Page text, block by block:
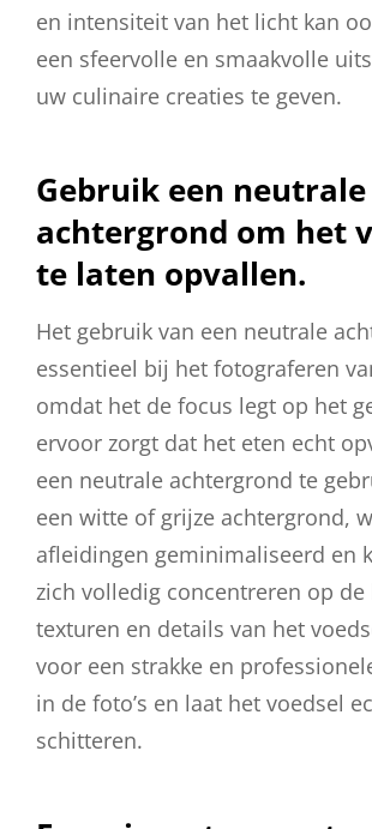
en intensiteit van het licht kan
een sfeervolle en smaakvolle
uw culinaire creaties te geven.
Gebruik een neutrale
achtergrond om het
te laten opvallen.
Het gebruik van een neutrale
essentieel bij het fotograferen
omdat het de focus legt op het
ervoor zorgt dat het eten echt
een neutrale achtergrond te
een witte of grijze achtergrond,
afleidingen geminimaliseerd en
zich volledig concentreren op de
texturen en details van het
voor een strakke en
in de foto’s en laat het voedsel
schitteren.